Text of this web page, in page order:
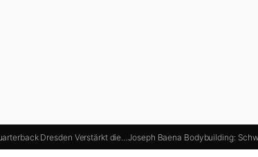
Dresden Verstärkt die…Joseph Baena Bodybuilding: